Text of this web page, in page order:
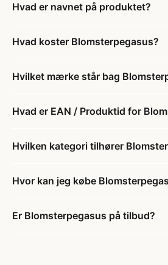
Hvad er navnet på produktet?
Hvad koster Blomsterpegasus?
Hvilket mærke står bag
Hvad er EAN / Produktid for
Hvilken kategori tilhører
Hvor kan jeg købe
Er Blomsterpegasus på tilbud?